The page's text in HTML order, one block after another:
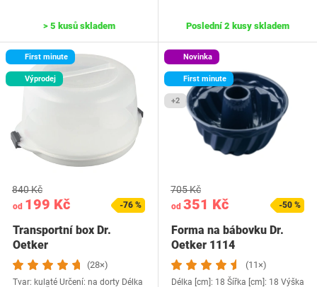
> 5 kusů skladem Poslední 2 kusy skladem
First minute
Výprodej
od 199 Kč
840 Kč
-76 %
Transportní box Dr.
Oetker
(28×)
Tvar: kulaté Určení: na dorty Délka
Novinka
First minute
+2
od 351 Kč
705 Kč
-50 %
Forma na bábovku Dr.
Oetker 1114
(11×)
Délka [cm]: 18 Šířka [cm]: 18 Výška